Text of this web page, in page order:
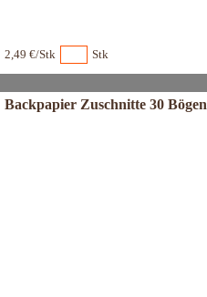
2,49 €/Stk Stk
Backpapier Zuschnitte 30 Bögen